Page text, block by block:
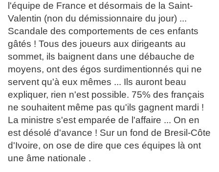
l'équipe de France et désormais de la Saint-
Valentin (non du démissionnaire du jour) ...
Scandale des comportements de ces enfants
gâtés ! Tous des joueurs aux dirigeants au
sommet, ils baignent dans une débauche de
moyens, ont des égos surdimentionnés qui ne
servent qu'à eux mêmes ... Ils auront beau
expliquer, rien n'est possible. 75% des français
ne souhaitent même pas qu'ils gagnent mardi !
La ministre s'est emparée de l'affaire ... On en
est désolé d'avance ! Sur un fond de Bresil-Côte
d'Ivoire, on ose de dire que ces équipes là ont
une âme nationale .